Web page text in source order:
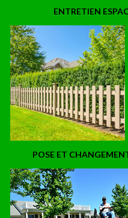
ENTRETIEN
POSE ET